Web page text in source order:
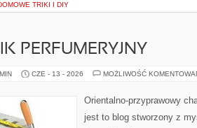
TRIKI I DIY
PERFUMERYJNY
CZE - 13 - 2026 MOŻLIWOŚĆ
Orientalno-przyprawowy
jest to blog stworzony z